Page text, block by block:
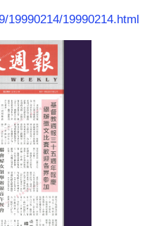
19990214.html